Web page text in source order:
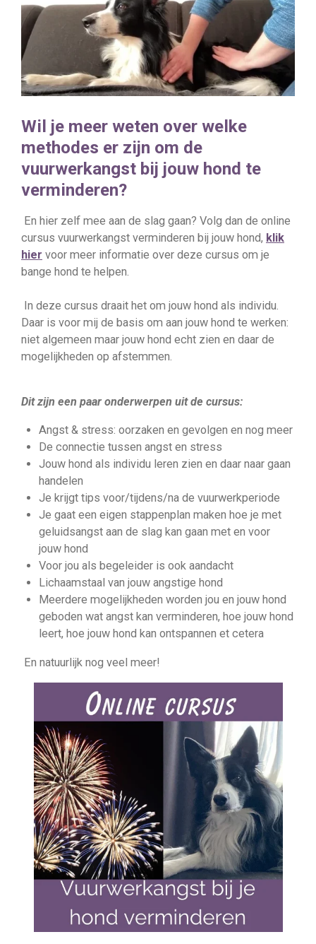
Wil je meer weten over welke
methodes er zijn om de
vuurwerkangst bij jouw hond te
verminderen?
En hier zelf mee aan de slag gaan? Volg dan de online
cursus vuurwerkangst verminderen bij jouw hond, klik
hier voor meer informatie over deze cursus om je
bange hond te helpen.
In deze cursus draait het om jouw hond als individu.
Daar is voor mij de basis om aan jouw hond te werken:
niet algemeen maar jouw hond echt zien en daar de
mogelijkheden op afstemmen.
Dit zijn een paar onderwerpen uit de cursus:
Angst & stress: oorzaken en gevolgen en nog meer
De connectie tussen angst en stress
Jouw hond als individu leren zien en daar naar gaan
handelen
Je krijgt tips voor/tijdens/na de vuurwerkperiode
Je gaat een eigen stappenplan maken hoe je met
geluidsangst aan de slag kan gaan met en voor
jouw hond
Voor jou als begeleider is ook aandacht
Lichaamstaal van jouw angstige hond
Meerdere mogelijkheden worden jou en jouw hond
geboden wat angst kan verminderen, hoe jouw hond
leert, hoe jouw hond kan ontspannen et cetera
En natuurlijk nog veel meer!